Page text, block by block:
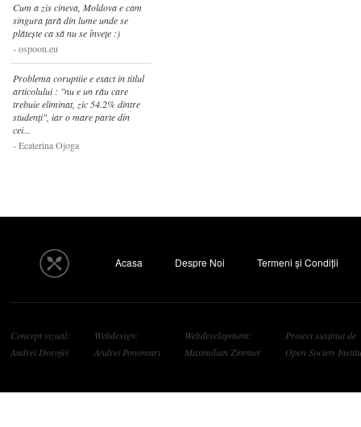
Cum a zis cineva, Moldova e cam
singura țară din lume unde se
plătește ca să nu se învețe :)
ospoon.eu
Problema coruptiie e exact in titlul
articolului : "nu e un rău care
trebuie eliminat, zic 54.2% dintre
studenți", iar o mare parte din
cei...
Ecaterina Ojoga
Acasa Despre Noi Termeni și Condiții
Concept vizual:
Andrei Dorofei
Webdesign:
Andrei Ponomari
Webdevelopment:
Maximilian Zimmer
Proiect susținut de
Open Society